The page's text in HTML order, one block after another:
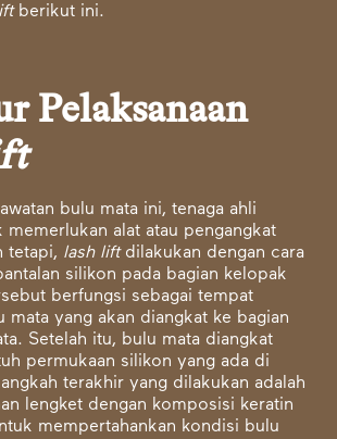
berikut ini.
Pelaksanaan
bulu mata ini, tenaga ahli
memerlukan alat atau pengangkat
tetapi, lash liftdilakukan dengan cara
silikon pada bagian kelopak
berfungsi sebagai tempat
mata yang akan diangkat ke bagian
Setelah itu, bulu mata diangkat
permukaan silikon yang ada di
terakhir yang dilakukan adalah
lengket dengan komposisi keratin
mempertahankan kondisi bulu